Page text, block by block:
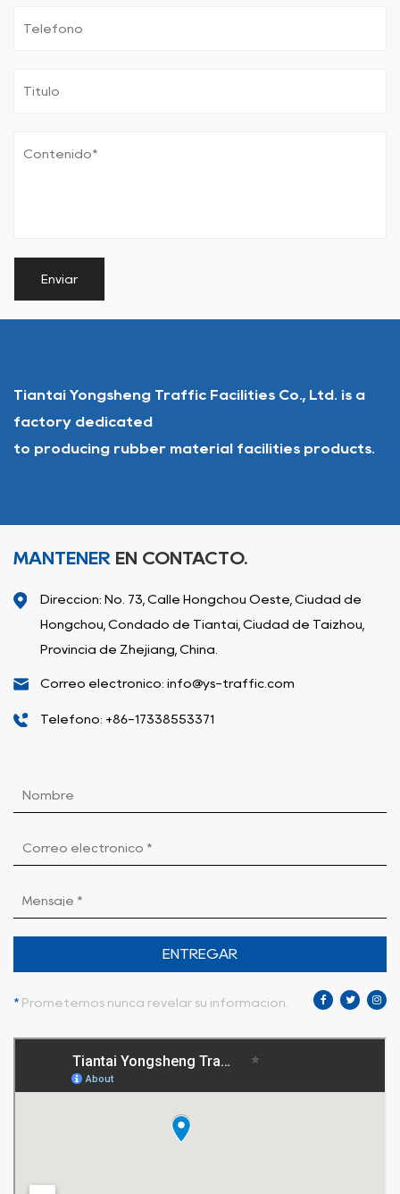
Tiantai Yongsheng Traffic Facilities Co., Ltd. is a
factory dedicated
to producing rubber material facilities products.
MANTENER EN CONTACTO.
Dirección: No. 73, Calle Hongchou Oeste, Ciudad de
Hongchou, Condado de Tiantai, Ciudad de Taizhou,
Provincia de Zhejiang, China.
Correo electrónico: info@ys-traffic.com
Teléfono: +86-17338553371
ENTREGAR
* Prometemos nunca revelar su información.